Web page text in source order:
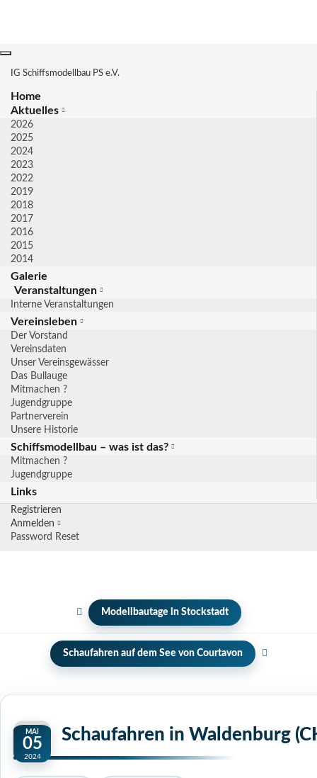
Navigation
umschalten
IG Schiffsmodellbau PS e.V.
Home
Aktuelles
2026
2025
2024
2023
2022
2019
2018
2017
2016
2015
2014
Galerie
Veranstaltungen
Interne Veranstaltungen
Vereinsleben
Der Vorstand
Vereinsdaten
Unser Vereinsgewässer
Das Bullauge
Mitmachen ?
Jugendgruppe
Partnerverein
Unsere Historie
Schiffsmodellbau – was ist das?
Mitmachen ?
Jugendgruppe
Links
Registrieren
Anmelden
Password Reset
Modellbautage in Stockstadt
Schaufahren auf dem See von Courtavon
MAI
05
2024
Schaufahren in Waldenburg